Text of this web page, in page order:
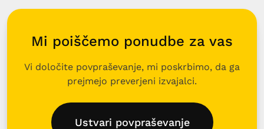
Mi poiščemo ponudbe za vas
Vi določite povpraševanje, mi poskrbimo, da ga
prejmejo preverjeni izvajalci.
Ustvari povpraševanje